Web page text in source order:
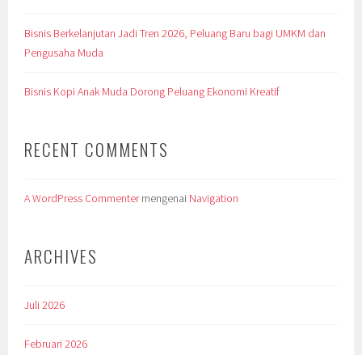
Bisnis Berkelanjutan Jadi Tren 2026, Peluang Baru bagi UMKM dan
Pengusaha Muda
Bisnis Kopi Anak Muda Dorong Peluang Ekonomi Kreatif
RECENT COMMENTS
A WordPress Commentermengenai Navigation
ARCHIVES
Juli 2026
Februari 2026